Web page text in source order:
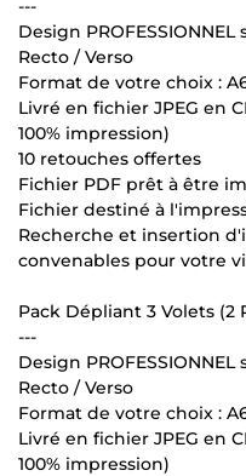
---
Design PROFESSIONNEL
Recto / Verso
Format de votre choix :
Livré en fichier JPEG en
100% impression)
10 retouches offertes
Fichier PDF prêt à être
Fichier destiné à
Recherche et insertion
convenables pour votre
Pack Dépliant 3 Volets (2
---
Design PROFESSIONNEL
Recto / Verso
Format de votre choix :
Livré en fichier JPEG en
100% impression)